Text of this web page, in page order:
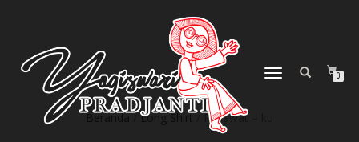
NAVIGASI
0
Beranda/Long Shirt/ Pesawat – ku